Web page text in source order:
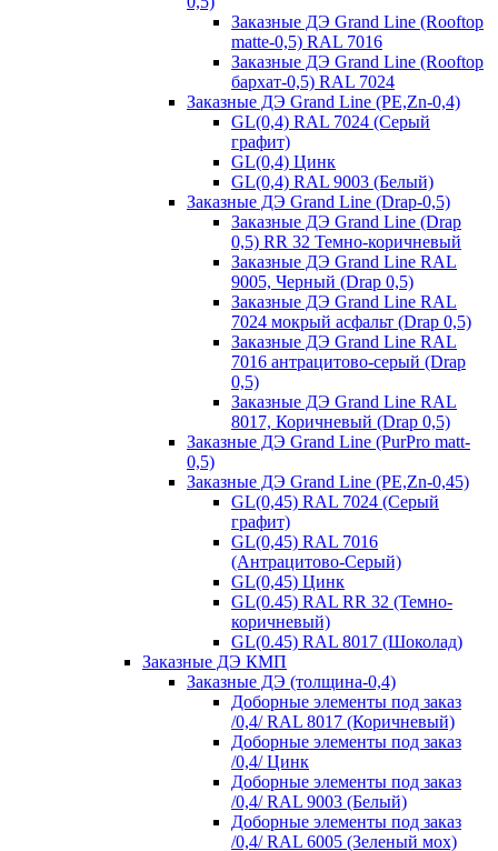
Заказные ДЭ Grand Line (Rooftop
matte-0,5) RAL 7016
Заказные ДЭ Grand Line (Rooftop
бархат-0,5) RAL 7024
Заказные ДЭ Grand Line (PE,Zn-0,4)
GL(0,4) RAL 7024 (Серый
графит)
GL(0,4) Цинк
GL(0,4) RAL 9003 (Белый)
Заказные ДЭ Grand Line (Drap-0,5)
Заказные ДЭ Grand Line (Drap
0,5) RR 32 Темно-коричневый
Заказные ДЭ Grand Line RAL
9005, Черный (Drap 0,5)
Заказные ДЭ Grand Line RAL
7024 мокрый асфальт (Drap 0,5)
Заказные ДЭ Grand Line RAL
7016 антрацитово-серый (Drap
0,5)
Заказные ДЭ Grand Line RAL
8017, Коричневый (Drap 0,5)
Заказные ДЭ Grand Line (PurPro matt-
0,5)
Заказные ДЭ Grand Line (PE,Zn-0,45)
GL(0,45) RAL 7024 (Серый
графит)
GL(0,45) RAL 7016
(Антрацитово-Серый)
GL(0,45) Цинк
GL(0.45) RAL RR 32 (Темно-
коричневый)
GL(0.45) RAL 8017 (Шоколад)
Заказные ДЭ КМП
Заказные ДЭ (толщина-0,4)
Доборные элементы под заказ
/0,4/ RAL 8017 (Коричневый)
Доборные элементы под заказ
/0,4/ Цинк
Доборные элементы под заказ
/0,4/ RAL 9003 (Белый)
Доборные элементы под заказ
/0,4/ RAL 6005 (Зеленый мох)